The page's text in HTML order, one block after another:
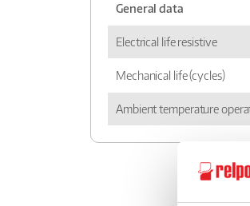
General data
Electrical life resistive
Mechanical life (cycles)
Ambient temperature